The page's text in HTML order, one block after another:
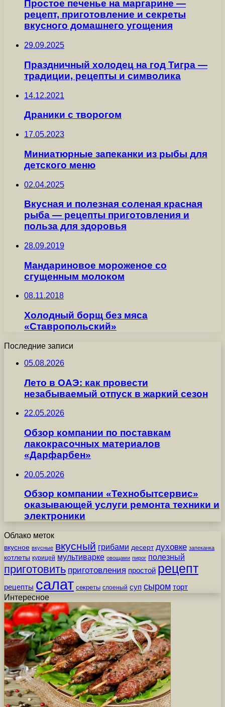
Простое печенье на маргарине —
рецепт, приготовление и секреты
вкусного домашнего угощения
29.09.2025
Праздничный холодец на год Тигра —
традиции, рецепты и символика
14.12.2021
Драники с творогом
17.05.2023
Миниатюрные запеканки из рыбы для
детского меню
02.04.2025
Вкусная и полезная соленая красная
рыба — рецепты приготовления и
польза для здоровья
28.09.2019
Мандариновое мороженое со
сгущенным молоком
08.11.2018
Холодный борщ без мяса
«Ставропольский»
Последние записи
05.08.2026
Лето в ОАЭ: как провести
незабываемый отпуск в жаркий сезон
22.05.2026
Обзор компании по поставкам
лакокрасочных материалов
«Дарфарбен»
20.05.2026
Обзор компании «Технобытсервис»
оказывающей услуги ремонта техники и
электроники
Облако меток
вкусное вкусные вкусный грибами десерт духовке запеканка
котлеты курицей мультиварке овощами пирог полезный
приготовить приготовления простой рецепт
рецепты салат секреты слоеный суп сыром торт
Интересное